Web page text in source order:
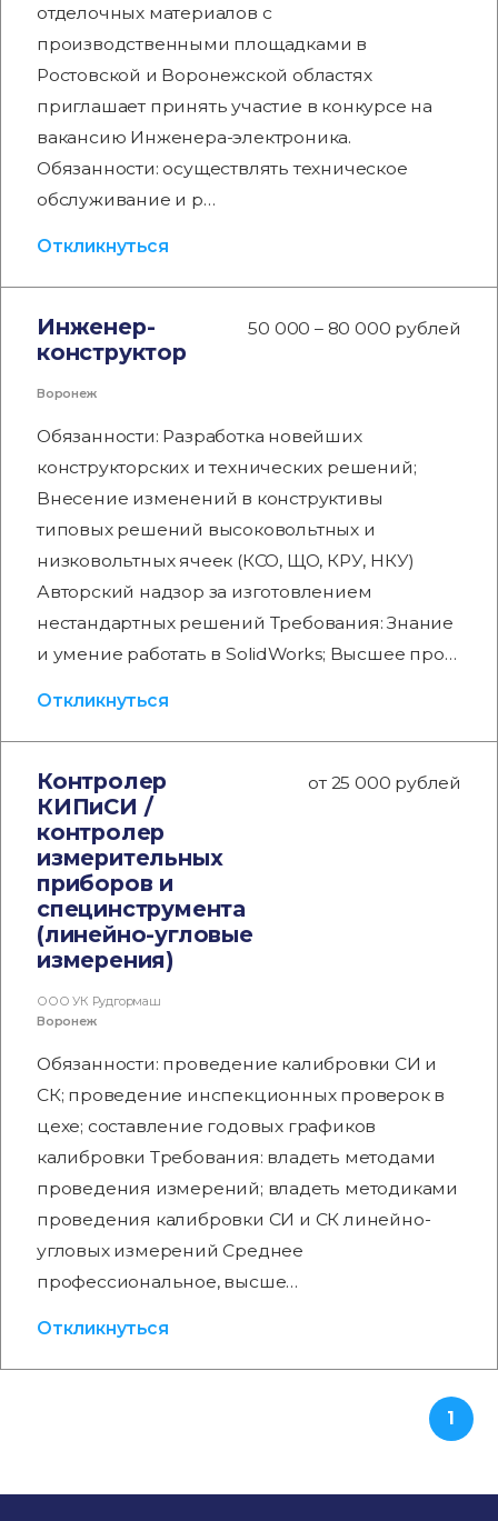
отделочных материалов с
производственными площадками в
Ростовской и Воронежской областях
приглашает принять участие в конкурсе на
вакансию Инженера-электроника.
Обязанности: осуществлять техническое
обслуживание и р…
Откликнуться
Инженер-
конструктор
50 000 – 80 000 рублей
Воронеж
Обязанности: Разработка новейших
конструкторских и технических решений;
Внесение изменений в конструктивы
типовых решений высоковольтных и
низковольтных ячеек (КСО, ЩО, КРУ, НКУ)
Авторский надзор за изготовлением
нестандартных решений Требования: Знание
и умение работать в SolidWorks; Высшее про…
Откликнуться
Контролер
КИПиСИ /
контролер
измерительных
приборов и
специнструмента
(линейно-угловые
измерения)
от 25 000 рублей
ООО УК Рудгормаш
Воронеж
Обязанности: проведение калибровки СИ и
СК; проведение инспекционных проверок в
цехе; составление годовых графиков
калибровки Требования: владеть методами
проведения измерений; владеть методиками
проведения калибровки СИ и СК линейно-
угловых измерений Среднее
профессиональное, высше…
Откликнуться
1